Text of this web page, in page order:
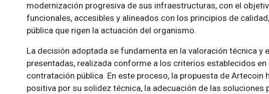
modernización progresiva de sus infraestructuras, con el
funcionales, accesibles y alineados con los principios de
pública que rigen la actuación del organismo.
La decisión adoptada se fundamenta en la valoración técnica y
presentadas, realizada conforme a los criterios establecidos
contratación pública. En este proceso, la propuesta de Artecoin
positiva por su solidez técnica, la adecuación de las soluciones